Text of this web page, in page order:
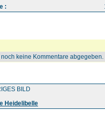
:
noch keine Kommentare abgegeben.
BILD
Heidelibelle